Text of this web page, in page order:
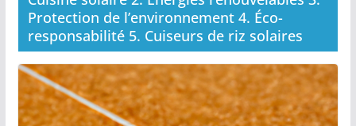
Protection de l’environnement 4. Éco-
responsabilité 5. Cuiseurs de riz solaires